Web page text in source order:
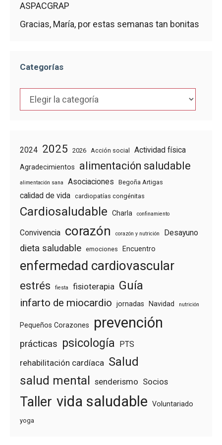
ASPACGRAP
Gracias, María, por estas semanas tan bonitas
Categorías
Categorías
2024 2025 2026 Acción social Actividad física
Agradecimientos alimentación saludable
alimentación sana Asociaciones Begoña Artigas
calidad de vida cardiopatías congénitas
Cardiosaludable Charla confinamiento
Convivencia corazón corazón y nutrición Desayuno
dieta saludable emociones Encuentro
enfermedad cardiovascular
estrés fiesta fisioterapia Guía
infarto de miocardio jornadas Navidad nutrición
Pequeños Corazones prevención
prácticas psicología PTS
rehabilitación cardíaca Salud
salud mental senderismo Socios
Taller vida saludable Voluntariado
yoga